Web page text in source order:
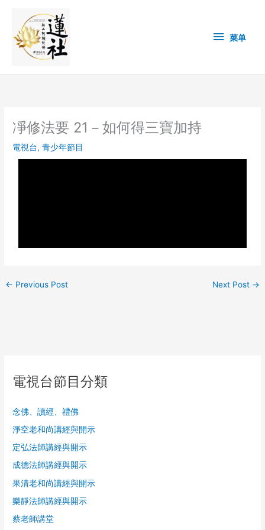
content
单 菜单
凈修法要 21－如何得三寶加持
電視台,青少年節目
← Previous Post Next Post →
電視台節目分類
念佛、讀經、禮佛
淨空老和尚講經與開示
定弘法師講經與開示
成德法師講經與開示
果清老和尚講經與開示
樂靜法師講經與開示
蔡老師講堂